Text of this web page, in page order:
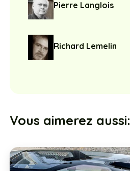
Pierre Langlois
Richard Lemelin
Vous aimerez aussi: